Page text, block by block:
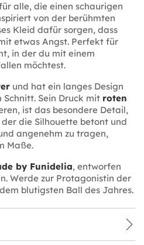
alle, die einen schaurigen
von der berühmten
Kleid dafür sorgen, dass
etwas Angst. Perfekt für
in der du mit einem
möchtest.
und hat ein langes Design
Sein Druck mit roten
ist das besondere Detail,
die Silhouette betont und
angenehm zu tragen,
Maße.
by Funidelia, entworfen
Werde zur Protagonistin der
blutigsten Ball des Jahres.